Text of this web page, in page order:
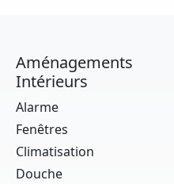
Aménagements
Intérieurs
Alarme
Fenêtres
Climatisation
Douche